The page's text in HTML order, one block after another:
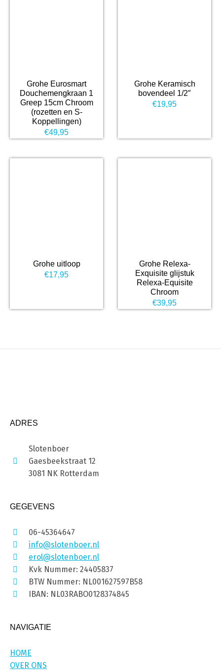
Grohe Eurosmart
Douchemengkraan 1
Greep 15cm Chroom
(rozetten en S-
Koppellingen)
€49,95
Grohe Keramisch
bovendeel 1/2″
€19,95
Grohe uitloop
€17,95
Grohe Relexa-
Exquisite glijstuk
Relexa-Equisite
Chroom
€39,95
ADRES
Slotenboer
Gaesbeekstraat 12
3081 NK Rotterdam
GEGEVENS
06-45364647
info@slotenboer.nl
erol@slotenboer.nl
Kvk Nummer: 24405837
BTW Nummer: NL001627597B58
IBAN: NL03RABO0128374845
NAVIGATIE
HOME
OVER ONS